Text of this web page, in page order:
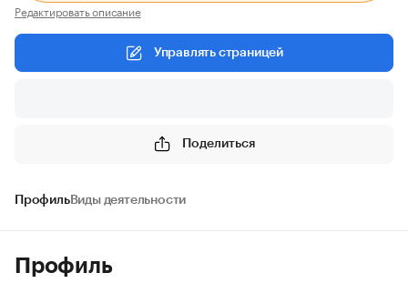
Редактировать описание
Управлять страницей
Поделиться
ПрофильВиды деятельности
Профиль